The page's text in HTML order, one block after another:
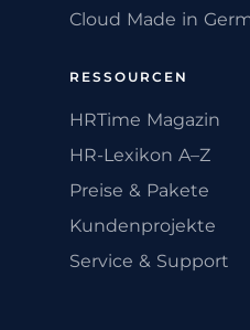
Cloud Made in
RESSOURCEN
HRTime Magazin
HR-Lexikon A–Z
Preise & Pakete
Kundenprojekte
Service & Support